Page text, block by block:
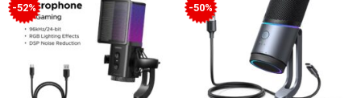
-52% -50%